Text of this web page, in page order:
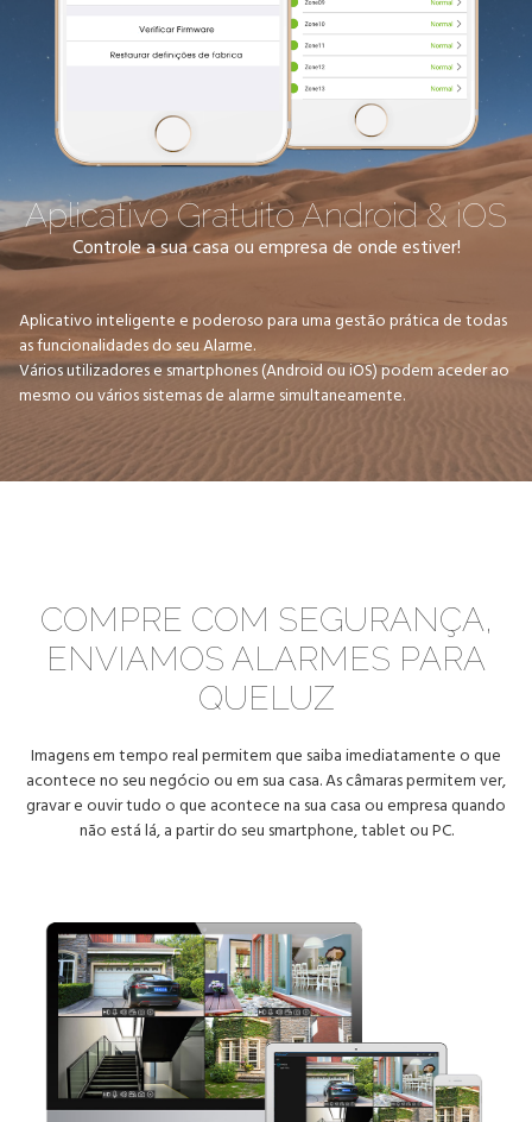
Aplicativo Gratuito Android & iOS
Controle a sua casa ou empresa de onde estiver!
Aplicativo inteligente e poderoso para uma gestão prática de todas
as funcionalidades do seu Alarme.
Vários utilizadores e smartphones (Android ou iOS) podem aceder ao
mesmo ou vários sistemas de alarme simultaneamente.
COMPRE COM SEGURANÇA,
ENVIAMOS ALARMES PARA
QUELUZ
Imagens em tempo real permitem que saiba imediatamente o que
acontece no seu negócio ou em sua casa. As câmaras permitem ver,
gravar e ouvir tudo o que acontece na sua casa ou empresa quando
não está lá, a partir do seu smartphone, tablet ou PC.